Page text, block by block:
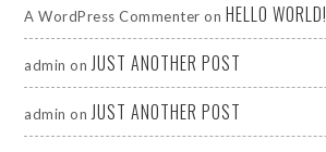
A WordPress Commenter on HELLO WORLD!
admin on JUST ANOTHER POST
admin on JUST ANOTHER POST